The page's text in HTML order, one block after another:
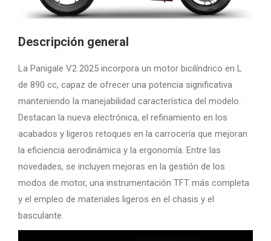
Descripción general
La Panigale V2 2025 incorpora un motor bicilíndrico en L
de 890 cc, capaz de ofrecer una potencia significativa
manteniendo la manejabilidad característica del modelo.
Destacan la nueva electrónica, el refinamiento en los
acabados y ligeros retoques en la carrocería que mejoran
la eficiencia aerodinámica y la ergonomía. Entre las
novedades, se incluyen mejoras en la gestión de los
modos de motor, una instrumentación TFT más completa
y el empleo de materiales ligeros en el chasis y el
basculante.